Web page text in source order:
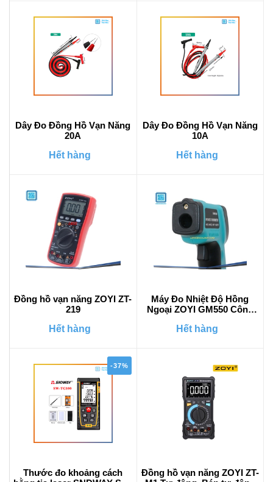
Dây Đo Đồng Hồ Vạn Năng
20A
Hết hàng
Dây Đo Đồng Hồ Vạn Năng
10A
Hết hàng
Đồng hồ vạn năng ZOYI ZT-
219
Hết hàng
Máy Đo Nhiệt Độ Hồng
Ngoại ZOYI GM550 Công
Hết hàng
-37%
Thước đo khoảng cách
Đồng hồ vạn năng ZOYI ZT-